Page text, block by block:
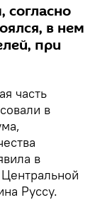
в нем
при
часть
в
в
Руссу.